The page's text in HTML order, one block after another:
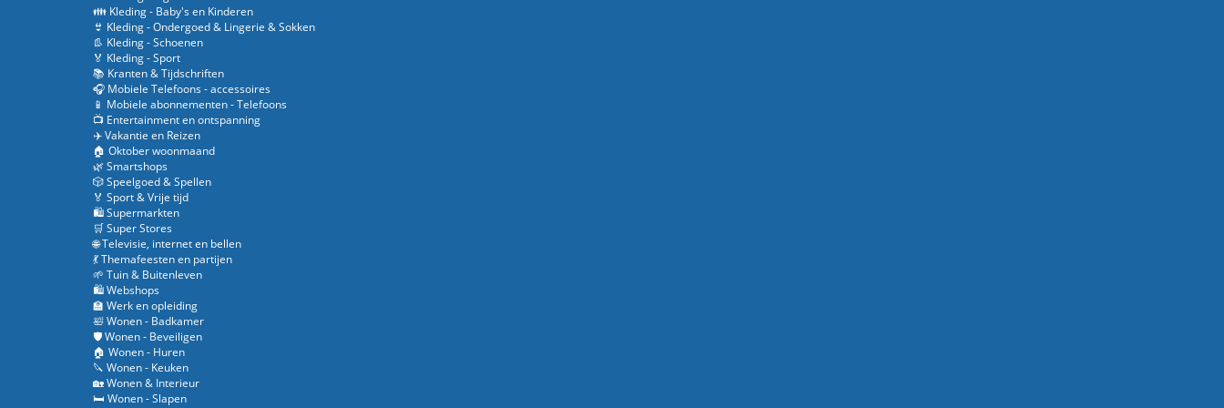
👪 Kleding - Baby's en Kinderen
👙 Kleding - Ondergoed & Lingerie & Sokken
👢 Kleding - Schoenen
🏅 Kleding - Sport
📚 Kranten & Tijdschriften
🎧 Mobiele Telefoons - accessoires
📱 Mobiele abonnementen - Telefoons
📺 Entertainment en ontspanning
✈️ Vakantie en Reizen
🏠 Oktober woonmaand
🌿 Smartshops
🎲 Speelgoed & Spellen
🏅 Sport & Vrije tijd
🛍️ Supermarkten
🛒 Super Stores
🌐 Televisie, internet en bellen
💃 Themafeesten en partijen
🌱 Tuin & Buitenleven
🛍️ Webshops
🏫 Werk en opleiding
🛀 Wonen - Badkamer
🛡️ Wonen - Beveiligen
🏠 Wonen - Huren
🔪 Wonen - Keuken
🏡 Wonen & Interieur
🛏️ Wonen - Slapen